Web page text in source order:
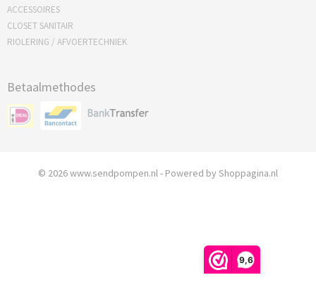
9,6
ACCESSOIRES
CLOSET SANITAIR
RIOLERING / AFVOERTECHNIEK
Betaalmethodes
© 2026 www.sendpompen.nl - Powered by Shoppagina.nl